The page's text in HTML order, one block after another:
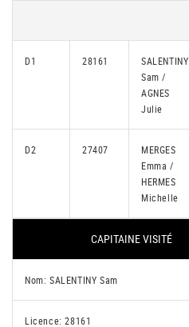
D1 28161
SALENTINY
Sam /
AGNES
Julie
D2 27407
MERGES
Emma /
HERMES
Michelle
CAPITAINE VISITÉ
Nom: SALENTINY Sam
Licence: 28161